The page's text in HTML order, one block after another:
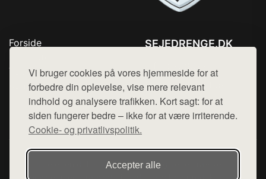
Vi bruger cookies på vores hjemmeside for at
forbedre din oplevelse, vise mere relevant
indhold og analysere trafikken. Kort sagt: for at
siden fungerer bedre – ikke for at være irriterende.
Cookie- og privatlivspolitik.
Accepter alle
Forside
Top Rabatter
Kontakt
SEJEDRENGE.DK
Mail: hej@want.dk
Cookie- og privatlivspolitik
Denne side er en del af want.dk, der udgiver en række